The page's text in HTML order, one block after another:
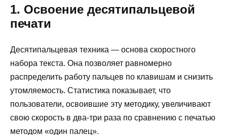
1. Освоение десятипальцевой
печати
Десятипальцевая техника — основа скоростного
набора текста. Она позволяет равномерно
распределить работу пальцев по клавишам и снизить
утомляемость. Статистика показывает, что
пользователи, освоившие эту методику, увеличивают
свою скорость в два-три раза по сравнению с печатью
методом «один палец».